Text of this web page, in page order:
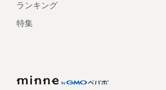
ランキング
特集